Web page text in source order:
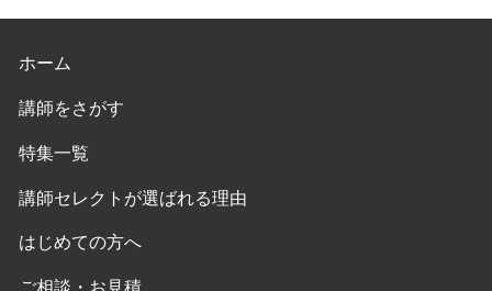
ホーム
講師をさがす
特集一覧
講師セレクトが選ばれる理由
はじめての方へ
ご相談・お見積